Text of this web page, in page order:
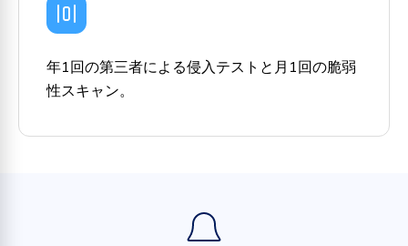
年1回の第三者による侵入テストと月1回の脆弱
性スキャン。